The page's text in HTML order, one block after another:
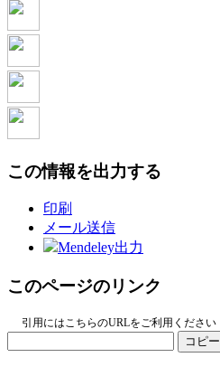
この情報を出力する
印刷
メール送信
Mendeley出力
このページのリンク
引用にはこちらのURLをご利用ください
コピー